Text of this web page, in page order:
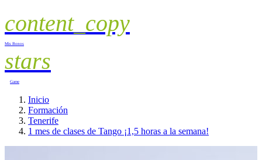
content_copy
Mis Bonos
stars
Game
Inicio
Formación
Tenerife
1 mes de clases de Tango ¡1,5 horas a la semana!